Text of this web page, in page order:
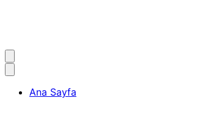
Ana Sayfa